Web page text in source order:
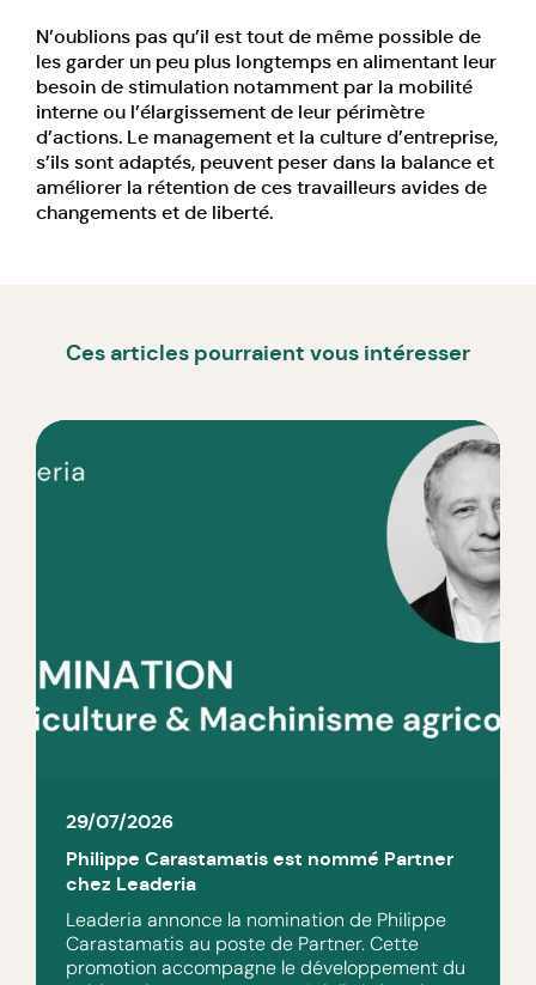
N’oublions pas qu’il est tout de même possible de
les garder un peu plus longtemps en alimentant leur
besoin de stimulation notamment par la mobilité
interne ou l’élargissement de leur périmètre
d’actions. Le management et la culture d’entreprise,
s’ils sont adaptés, peuvent peser dans la balance et
améliorer la rétention de ces travailleurs avides de
changements et de liberté.
Ces articles pourraient vous intéresser
29/07/2026
Philippe Carastamatis est nommé Partner
chez Leaderia
Leaderia annonce la nomination de Philippe
Carastamatis au poste de Partner. Cette
promotion accompagne le développement du